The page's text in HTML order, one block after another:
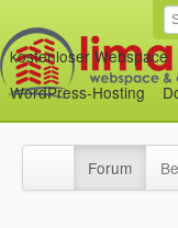
kostenloser Webspace
WordPress-Hosting
Forum